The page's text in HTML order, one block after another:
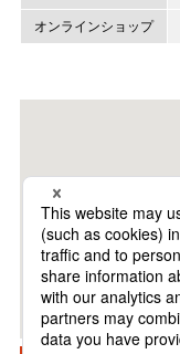
オンラインショップ